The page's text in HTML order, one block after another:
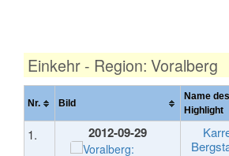
Einkehr - Region: Voralberg
Nr. Bild
Name des
Highlight
1. 2012-09-29